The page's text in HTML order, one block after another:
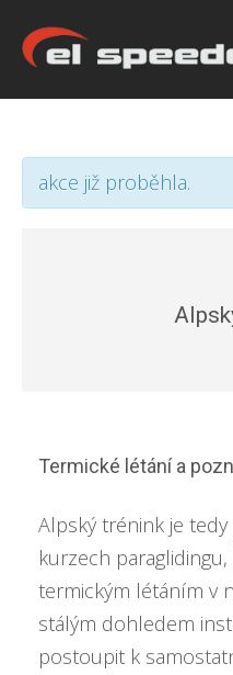
akce již proběhla.
Termické létání a
Alpský trénink je
kurzech
termickým létáním v
stálým dohledem
postoupit k